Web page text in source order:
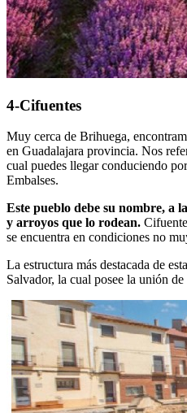
4-Cifuentes
Muy cerca de Brihuega,
en Guadalajara provincia. Nos
cual puedes llegar conduciendo
Embalses.
Este pueblo debe su nombre, a
y arroyos que lo rodean.
se encuentra en condiciones no
La estructura más destacada de
Salvador, la cual posee la unión